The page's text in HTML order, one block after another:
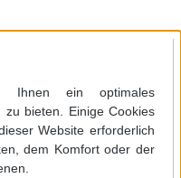
Ihnen ein optimales
zu bieten. Einige Cookies
Website erforderlich
dem Komfort oder der